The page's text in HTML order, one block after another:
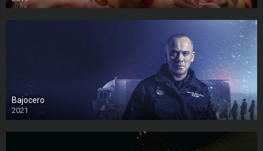
Bajocero
2021